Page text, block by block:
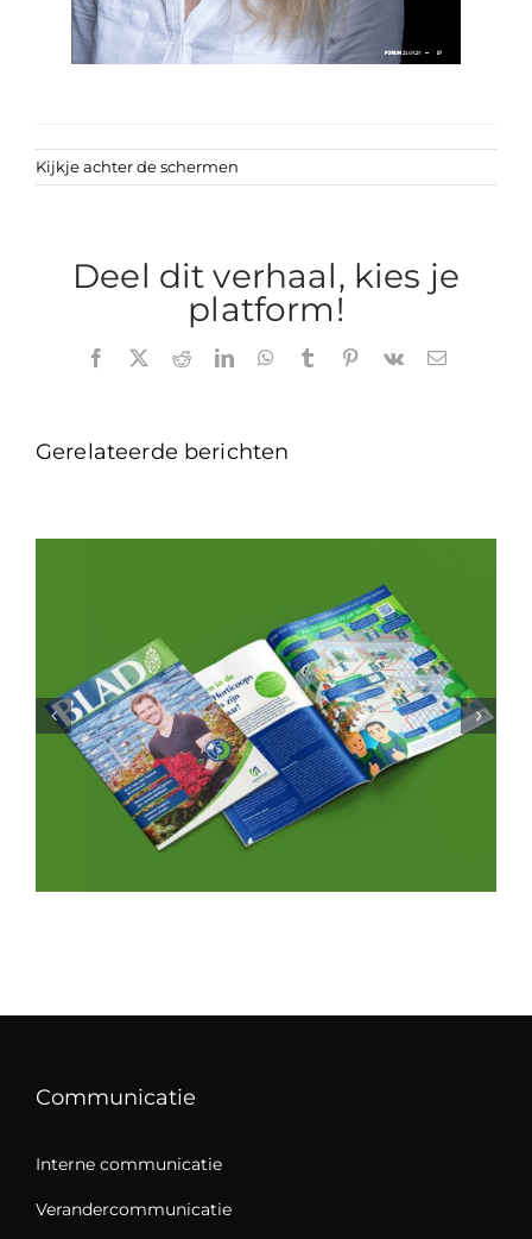
Kijkje achter de schermen
Deel dit verhaal, kies je
platform!
Facebook
X RedditLinkedInWhatsApp
TumblrPinterest
Vk
E-
Gerelateerde berichten
Gespot! Elektrische
blikvanger
Communicatie
Interne communicatie
Verandercommunicatie